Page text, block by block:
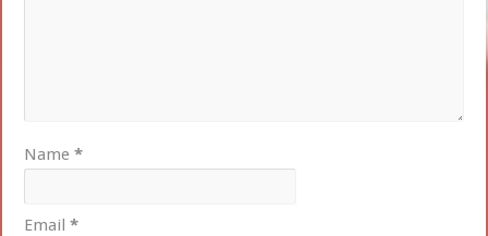
Name*
Email*